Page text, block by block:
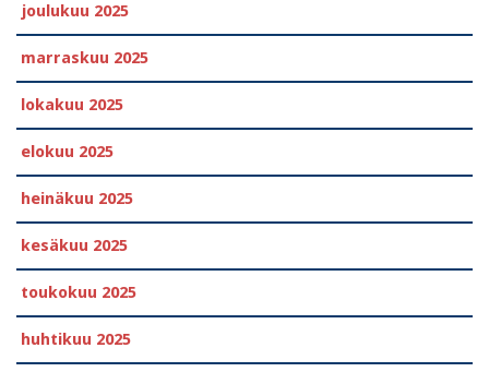
joulukuu 2025
marraskuu 2025
lokakuu 2025
elokuu 2025
heinäkuu 2025
kesäkuu 2025
toukokuu 2025
huhtikuu 2025